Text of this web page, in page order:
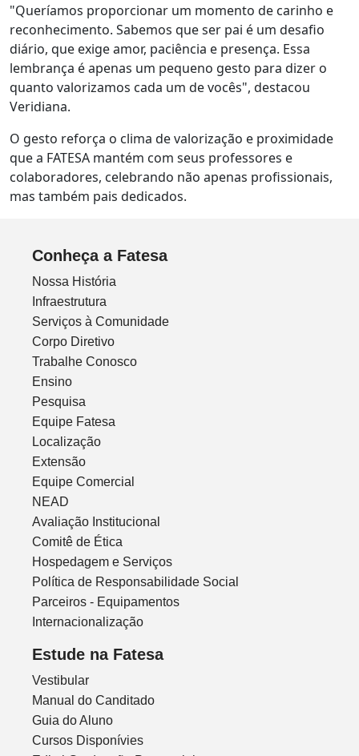
"Queríamos proporcionar um momento de carinho e
reconhecimento. Sabemos que ser pai é um desafio
diário, que exige amor, paciência e presença. Essa
lembrança é apenas um pequeno gesto para dizer o
quanto valorizamos cada um de vocês", destacou
Veridiana.
O gesto reforça o clima de valorização e proximidade
que a FATESA mantém com seus professores e
colaboradores, celebrando não apenas profissionais,
mas também pais dedicados.
Conheça a Fatesa
Nossa História
Infraestrutura
Serviços à Comunidade
Corpo Diretivo
Trabalhe Conosco
Ensino
Pesquisa
Equipe Fatesa
Localização
Extensão
Equipe Comercial
NEAD
Avaliação Institucional
Comitê de Ética
Hospedagem e Serviços
Política de Responsabilidade Social
Parceiros - Equipamentos
Internacionalização
Estude na Fatesa
Vestibular
Manual do Canditado
Guia do Aluno
Cursos Disponívies